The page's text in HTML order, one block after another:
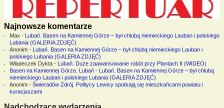
Najnowsze komentarze
Max - Lubań. Basen na Kamiennej Górze – był chlubą niemieckiego Lauban i polskiego
Lubania (GALERIA ZDJĘĆ)
Anonim- Lubań. Basen na Kamiennej Górze – był chlubą niemieckiego Lauban i
polskiego Lubania (GALERIA ZDJĘĆ)
Władeczek Dykta- Lubań. Duże zaawansowanie robót przy Plantach II (WIDEO)
Basen na Kamiennej Górze. Lubań- Lubań. Basen na Kamiennej Górze – był chlubą
niemieckiego Lauban i polskiego Lubania (GALERIA ZDJĘĆ)
Anonim- Świeradów Zdrój. Politycy Lewicy spotkają się mieszkańcami powiatu i
kuracjuszami